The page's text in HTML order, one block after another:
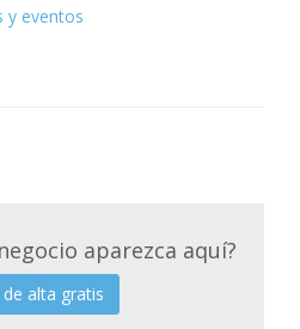
y eventos
aparezca aquí?
alta gratis